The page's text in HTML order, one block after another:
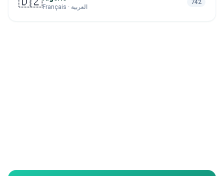
Français · العربية
742